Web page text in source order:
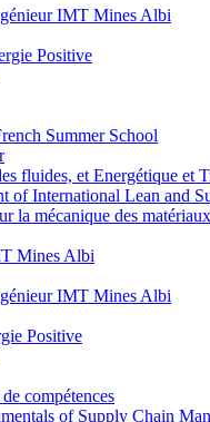
IMT Mines Albi
Positive
Summer School
fluides, et Energétique et
of International Lean and
la mécanique des
Mines Albi
IMT Mines Albi
Positive
compétences
of Supply Chain